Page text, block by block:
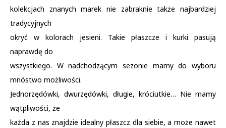
kolekcjach znanych marek nie zabraknie także najbardziej
tradycyjnych
okryć w kolorach jesieni. Takie płaszcze i kurki pasują
naprawdę do
wszystkiego. W nadchodzącym sezonie mamy do wyboru
mnóstwo możliwości.
Jednorzędówki, dwurzędówki, długie, króciutkie… Nie mamy
wątpliwości, że
każda z nas znajdzie idealny płaszcz dla siebie, a może nawet